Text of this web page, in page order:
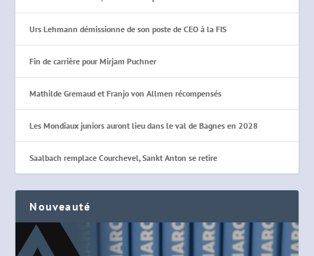
Urs Lehmann démissionne de son poste de CEO à la FIS
Fin de carrière pour Mirjam Puchner
Mathilde Gremaud et Franjo von Allmen récompensés
Les Mondiaux juniors auront lieu dans le val de Bagnes en 2028
Saalbach remplace Courchevel, Sankt Anton se retire
Nouveauté